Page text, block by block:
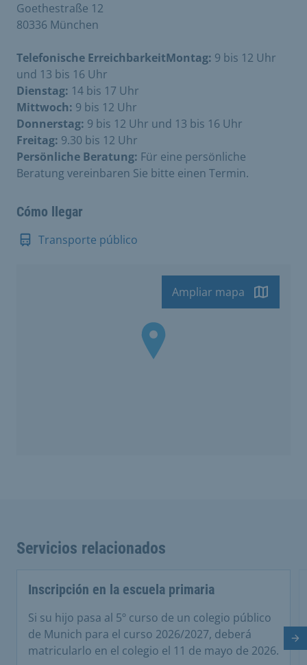
Goethestraße 12
80336 München
Telefonische ErreichbarkeitMontag: 9 bis 12 Uhr
und 13 bis 16 Uhr
Dienstag: 14 bis 17 Uhr
Mittwoch: 9 bis 12 Uhr
Donnerstag: 9 bis 12 Uhr und 13 bis 16 Uhr
Freitag: 9.30 bis 12 Uhr
Persönliche Beratung: Für eine persönliche
Beratung vereinbaren Sie bitte einen Termin.
Cómo llegar
Transporte público
Ampliar mapa
Servicios relacionados
Inscripción en la escuela primaria
Si su hijo pasa al 5º curso de un colegio público
de Munich para el curso 2026/2027, deberá
matricularlo en el colegio el 11 de mayo de 2026.